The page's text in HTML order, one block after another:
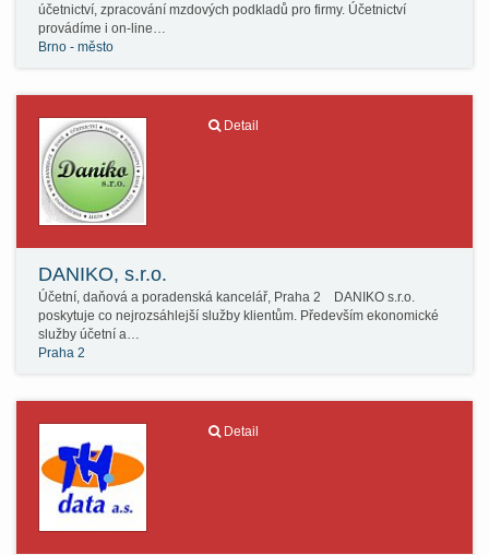
účetnictví, zpracování mzdových podkladů pro firmy. Účetnictví
provádíme i on-line…
Brno - město
Detail
DANIKO, s.r.o.
Účetní, daňová a poradenská kancelář, Praha 2 DANIKO s.r.o.
poskytuje co nejrozsáhlejší služby klientům. Především ekonomické
služby účetní a…
Praha 2
Detail